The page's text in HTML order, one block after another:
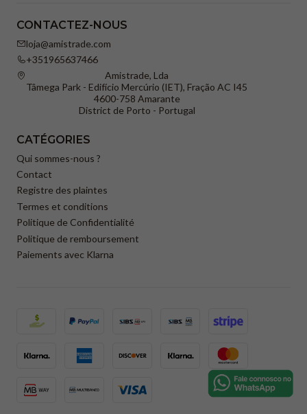
CONTACTEZ-NOUS
loja@amistrade.com
+351965637466
Amistrade, Lda
Tâmega Park - Edifício Mercúrio (IET), Fração AC I45
4600-758 Amarante
District de Porto - Portugal
CATÉGORIES
Qui sommes-nous ?
Contact
Registre des plaintes
Termes et conditions
Politique de Confidentialité
Politique de remboursement
Paiements avec Klarna